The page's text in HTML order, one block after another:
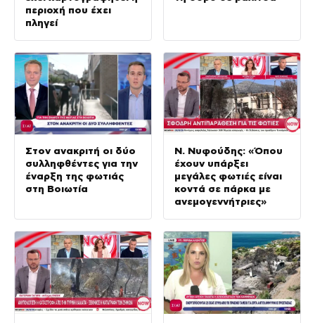
περιοχή που έχει
πληγεί
Στον ανακριτή οι δύο
συλληφθέντες για την
έναρξη της φωτιάς
στη Βοιωτία
Ν. Νυφούδης: «Όπου
έχουν υπάρξει
μεγάλες φωτιές είναι
κοντά σε πάρκα με
ανεμογεννήτριες»